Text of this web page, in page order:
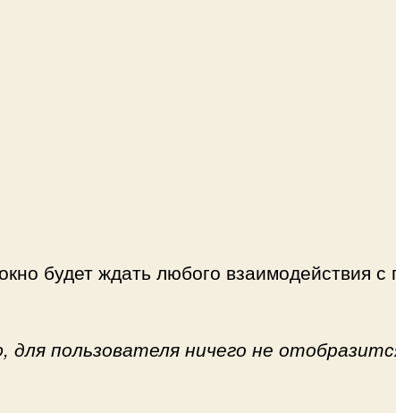
будет ждать любого взаимодействия с
пользователя ничего не